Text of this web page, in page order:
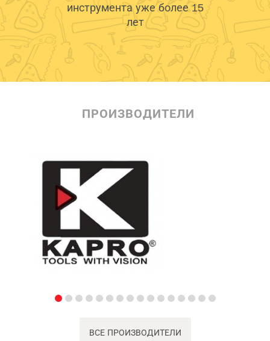
инструмента уже более 15
лет
ПРОИЗВОДИТЕЛИ
ВСЕ ПРОИЗВОДИТЕЛИ